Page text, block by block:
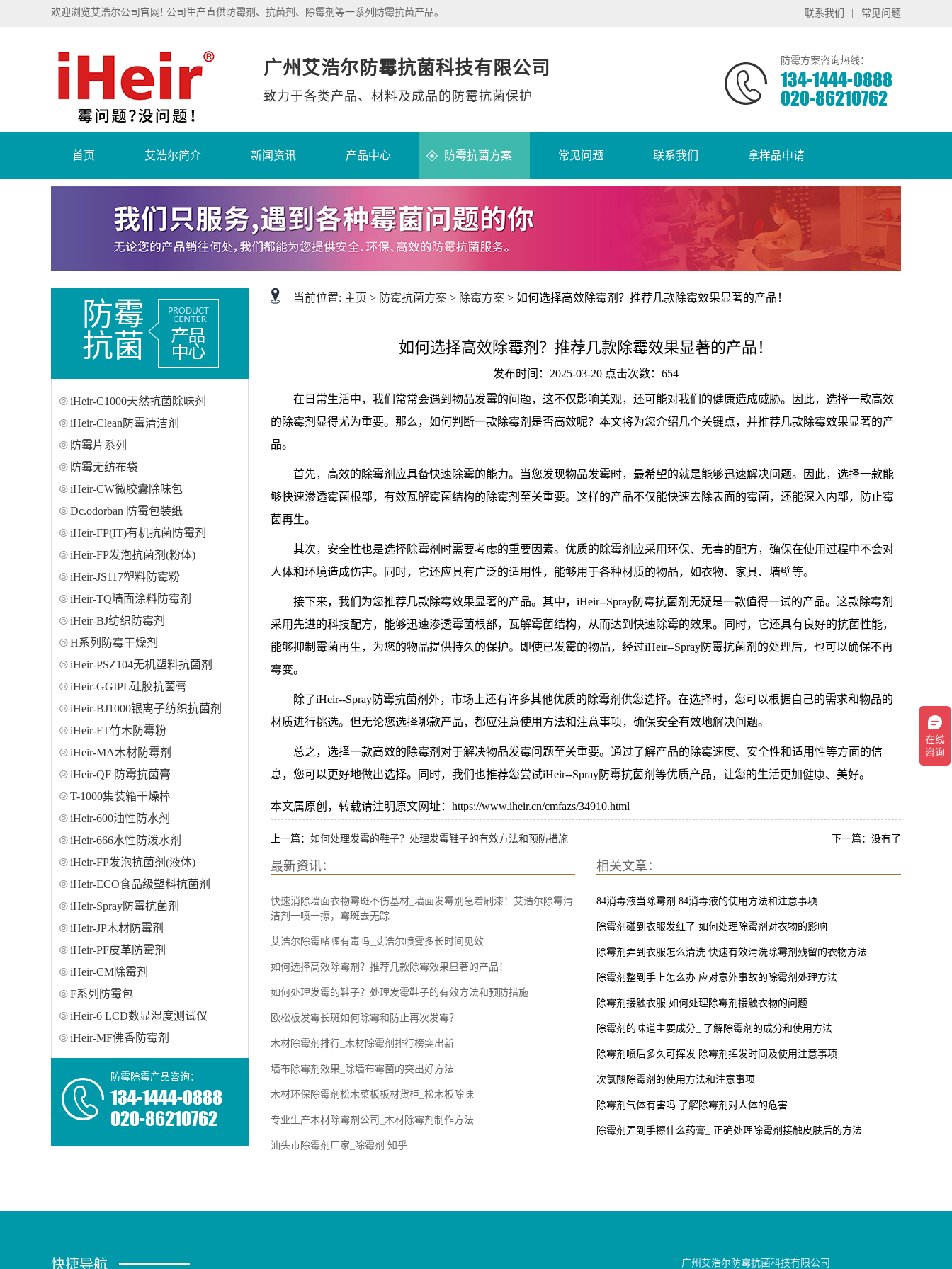
欢迎浏览艾浩尔公司官网! 公司生产直供防霉剂、抗菌剂、除霉剂等一系列防霉抗菌产品。 联系我们 常见问题
广州艾浩尔防霉抗菌科技有限公司
致力于各类产品、材料及成品的防霉抗菌保护
防霉方案咨询热线：
134-1444-0888
020-86210762
首页 艾浩尔简介 新闻资讯 产品中心 防霉抗菌方案 常见问题 联系我们 拿样品申请
防霉
抗菌
iHeir-C1000天然抗菌除味剂
iHeir-Clean防霉清洁剂
防霉片系列
防霉无纺布袋
iHeir-CW微胶囊除味包
Dc.odorban 防霉包装纸
iHeir-FP(IT)有机抗菌防霉剂
iHeir-FP发泡抗菌剂(粉体)
iHeir-JS117塑料防霉粉
iHeir-TQ墙面涂料防霉剂
iHeir-BJ纺织防霉剂
H系列防霉干燥剂
iHeir-PSZ104无机塑料抗菌剂
iHeir-GGIPL硅胶抗菌膏
iHeir-BJ1000银离子纺织抗菌剂
iHeir-FT竹木防霉粉
iHeir-MA木材防霉剂
iHeir-QF 防霉抗菌膏
T-1000集装箱干燥棒
iHeir-600油性防水剂
iHeir-666水性防泼水剂
iHeir-FP发泡抗菌剂(液体)
iHeir-ECO食品级塑料抗菌剂
iHeir-Spray防霉抗菌剂
iHeir-JP木材防霉剂
iHeir-PF皮革防霉剂
iHeir-CM除霉剂
F系列防霉包
iHeir-6 LCD数显湿度测试仪
iHeir-MF佛香防霉剂
防霉除霉产品咨询：
134-1444-0888
020-86210762
当前位置: 主页 > 防霉抗菌方案 > 除霉方案 > 如何选择高效除霉剂？推荐几款除霉效果显著的产品！
如何选择高效除霉剂？推荐几款除霉效果显著的产品！
发布时间：2025-03-20 点击次数： 654
在日常生活中，我们常常会遇到物品发霉的问题，这不仅影响美观，还可能对我们的健康造成威胁。因此，选择一款高效
的除霉剂显得尤为重要。那么，如何判断一款除霉剂是否高效呢？本文将为您介绍几个关键点，并推荐几款除霉效果显著的产
品。
首先，高效的除霉剂应具备快速除霉的能力。当您发现物品发霉时，最希望的就是能够迅速解决问题。因此，选择一款能
够快速渗透霉菌根部，有效瓦解霉菌结构的除霉剂至关重要。这样的产品不仅能快速去除表面的霉菌，还能深入内部，防止霉
菌再生。
其次，安全性也是选择除霉剂时需要考虑的重要因素。优质的除霉剂应采用环保、无毒的配方，确保在使用过程中不会对
人体和环境造成伤害。同时，它还应具有广泛的适用性，能够用于各种材质的物品，如衣物、家具、墙壁等。
接下来，我们为您推荐几款除霉效果显著的产品。其中，iHeir--Spray防霉抗菌剂无疑是一款值得一试的产品。这款除霉剂
采用先进的科技配方，能够迅速渗透霉菌根部，瓦解霉菌结构，从而达到快速除霉的效果。同时，它还具有良好的抗菌性能，
能够抑制霉菌再生，为您的物品提供持久的保护。即使已发霉的物品，经过iHeir--Spray防霉抗菌剂的处理后，也可以确保不再
霉变。
除了iHeir--Spray防霉抗菌剂外，市场上还有许多其他优质的除霉剂供您选择。在选择时，您可以根据自己的需求和物品的
材质进行挑选。但无论您选择哪款产品，都应注意使用方法和注意事项，确保安全有效地解决问题。
总之，选择一款高效的除霉剂对于解决物品发霉问题至关重要。通过了解产品的除霉速度、安全性和适用性等方面的信
息，您可以更好地做出选择。同时，我们也推荐您尝试iHeir--Spray防霉抗菌剂等优质产品，让您的生活更加健康、美好。
本文属原创，转载请注明原文网址：https://www.iheir.cn/cmfazs/34910.html
上一篇： 如何处理发霉的鞋子？处理发霉鞋子的有效方法和预防措施 下一篇：没有了
最新资讯：
快速消除墙面衣物霉斑不伤基材_墙面发霉别急着刷漆！艾浩尔除霉清
洁剂一喷一擦，霉斑去无踪
艾浩尔除霉啫喱有毒吗_艾浩尔喷雾多长时间见效
如何选择高效除霉剂？推荐几款除霉效果显著的产品！
如何处理发霉的鞋子？处理发霉鞋子的有效方法和预防措施
欧松板发霉长斑如何除霉和防止再次发霉？
木材除霉剂排行_木材除霉剂排行榜突出新
墙布除霉剂效果_除墙布霉菌的突出好方法
木材环保除霉剂松木菜板板材货柜_松木板除味
专业生产木材除霉剂公司_木材除霉剂制作方法
汕头市除霉剂厂家_除霉剂 知乎
相关文章：
84消毒液当除霉剂 84消毒液的使用方法和注意事项
除霉剂碰到衣服发红了 如何处理除霉剂对衣物的影响
除霉剂弄到衣服怎么清洗 快速有效清洗除霉剂残留的衣物方法
除霉剂整到手上怎么办 应对意外事故的除霉剂处理方法
除霉剂接触衣服 如何处理除霉剂接触衣物的问题
除霉剂的味道主要成分_ 了解除霉剂的成分和使用方法
除霉剂喷后多久可挥发 除霉剂挥发时间及使用注意事项
次氯酸除霉剂的使用方法和注意事项
除霉剂气体有害吗 了解除霉剂对人体的危害
除霉剂弄到手擦什么药膏_ 正确处理除霉剂接触皮肤后的方法
快捷导航 广州艾浩尔防霉抗菌科技有限公司